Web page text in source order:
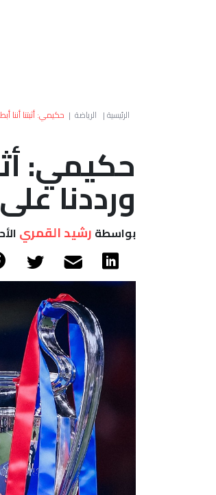
الرئيسية| الرياضة | حكيمي: أثبتنا
حكيمي:
ورددنا
بواسطة رشيد القمري الأحد 31